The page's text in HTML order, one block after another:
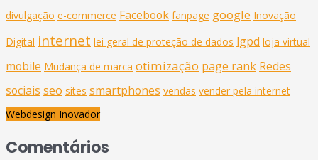
divulgação e-commerce Facebook fanpage google Inovação
Digital internet lei geral de proteção de dados lgpd loja virtual
mobile Mudança de marca otimização page rank Redes
sociais seo sites smartphones vendas vender pela internet
Webdesign Inovador
Comentários